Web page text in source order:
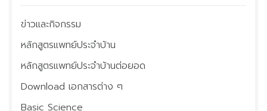
แพทย์ก่อนปริญญา
แพทย์หลังปริญญา
ศูนย์วิจัย และสิ่งประดิษฐ์
คิดค้นทางการแพทย์
ประชุมวิชาการ
ข่าวและกิจกรรม
หลักสูตรแพทย์ประจำบ้าน
หลักสูตรแพทย์ประจำบ้านต่อยอด
Download เอกสารต่าง ๆ
Basic Science